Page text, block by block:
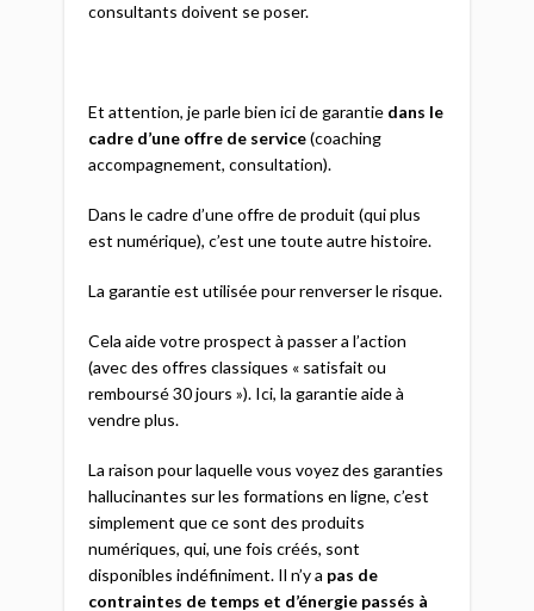
consultants doivent se poser.
Et attention, je parle bien ici de garantie dans le
cadre d’une offre de service(coaching
accompagnement, consultation).
Dans le cadre d’une offre de produit (qui plus
est numérique), c’est une toute autre histoire.
La garantie est utilisée pour renverser le risque.
Cela aide votre prospect à passer a l’action
(avec des offres classiques « satisfait ou
remboursé 30 jours »). Ici, la garantie aide à
vendre plus.
La raison pour laquelle vous voyez des garanties
hallucinantes sur les formations en ligne, c’est
simplement que ce sont des produits
numériques, qui, une fois créés, sont
disponibles indéfiniment. Il n’y a pas de
contraintes de temps et d’énergie passés à